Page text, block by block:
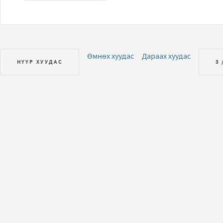
НҮҮР ХУУДАС
Өмнөх хуудас Дараах хуудас
3